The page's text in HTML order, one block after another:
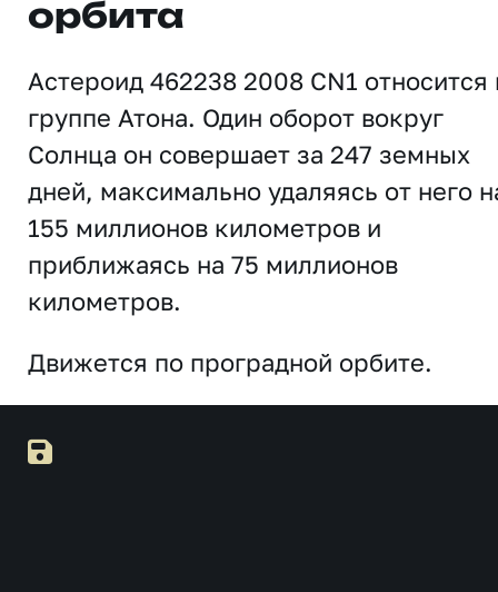
орбита
Астероид 462238 2008 CN1 относится
группе Атона. Один оборот вокруг
Солнца он совершает за 247 земных
дней, максимально удаляясь от него
155 миллионов километров и
приближаясь на 75 миллионов
километров.
Движется по проградной орбите.